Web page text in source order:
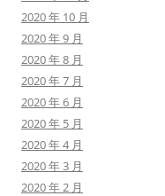
2020 年 10 月
2020 年 9 月
2020 年 8 月
2020 年 7 月
2020 年 6 月
2020 年 5 月
2020 年 4 月
2020 年 3 月
2020 年 2 月